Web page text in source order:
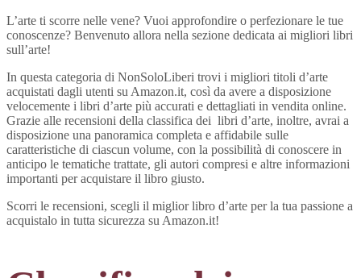
L’arte ti scorre nelle vene? Vuoi approfondire o perfezionare le tue
conoscenze? Benvenuto allora nella sezione dedicata ai migliori libri
sull’arte!
In questa categoria di NonSoloLiberi trovi i migliori titoli d’arte
acquistati dagli utenti su Amazon.it, così da avere a disposizione
velocemente i libri d’arte più accurati e dettagliati in vendita online.
Grazie alle recensioni della classifica dei libri d’arte, inoltre, avrai a
disposizione una panoramica completa e affidabile sulle
caratteristiche di ciascun volume, con la possibilità di conoscere in
anticipo le tematiche trattate, gli autori compresi e altre informazioni
importanti per acquistare il libro giusto.
Scorri le recensioni, scegli il miglior libro d’arte per la tua passione a
acquistalo in tutta sicurezza su Amazon.it!